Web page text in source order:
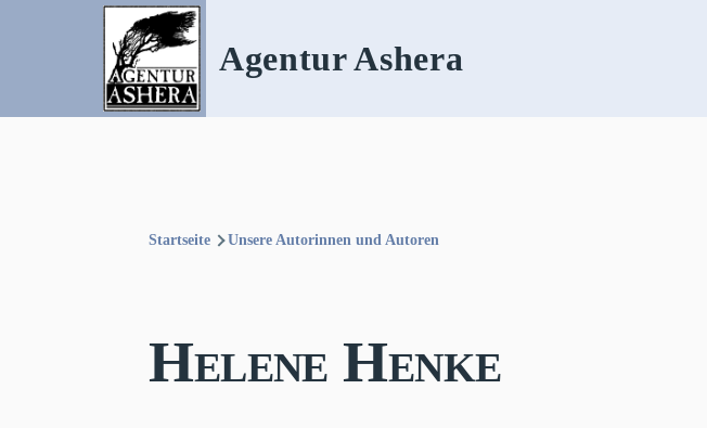
Direkt zum Inhalt
Agentur Ashera
Startseite Unsere Autorinnen und Autoren
Helene Henke